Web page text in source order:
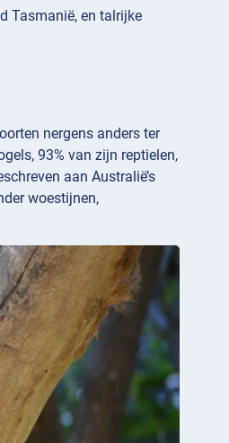
Tasmanië, en talrijke
nergens anders ter
93% van zijn reptielen,
aan Australië’s
woestijnen,